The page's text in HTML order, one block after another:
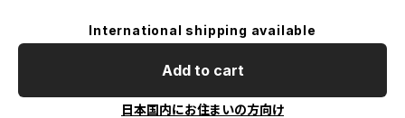
International shipping available
Add to cart
日本国内にお住まいの方向け